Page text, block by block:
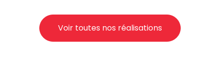
Voir toutes nos réalisations